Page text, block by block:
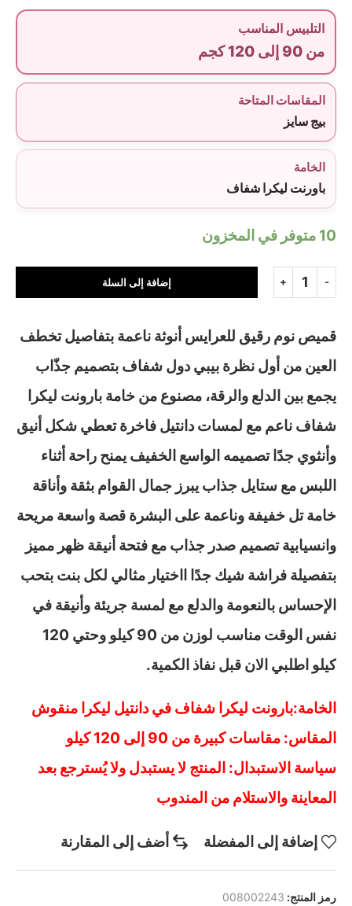
التلبيس المناسب
من 90 إلى 120 كجم
المقاسات المتاحة
بيج سايز
الخامة
باورنت ليكرا شفاف
10 متوفر في المخزون
إضافة إلى السلة
قميص نوم رقيق للعرايس أنوثة ناعمة بتفاصيل تخطف
العين من أول نظرة بيبي دول شفاف بتصميم جذّاب
يجمع بين الدلع والرقة، مصنوع من خامة بارونت ليكرا
شفاف ناعم مع لمسات دانتيل فاخرة تعطي شكل أنيق
وأنثوي جدًا تصميمه الواسع الخفيف يمنح راحة أثناء
اللبس مع ستايل جذاب يبرز جمال القوام بثقة وأناقة
خامة تل خفيفة وناعمة على البشرة قصة واسعة مريحة
وانسيابية تصميم صدر جذاب مع فتحة أنيقة ظهر مميز
بتفصيلة فراشة شيك جدًا ااختيار مثالي لكل بنت بتحب
الإحساس بالنعومة والدلع مع لمسة جريئة وأنيقة في
نفس الوقت مناسب لوزن من 90 كيلو وحتي 120
كيلو اطلبي الان قبل نفاذ الكمية.
الخامة:بارونت ليكرا شفاف في دانتيل ليكرا منقوش
المقاس: مقاسات كبيرة من 90 إلى 120 كيلو
سياسة الاستبدال: المنتج لا يستبدل ولا يُسترجع بعد
المعاينة والاستلام من المندوب
إضافة إلى المفضلة أضف إلى المقارنة
رمز المنتج: 008002243